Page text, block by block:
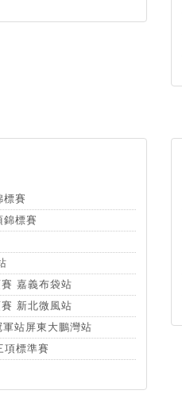
標賽
錦標賽
嘉義布袋站
新北微風站
站屏東大鵬灣站
標準賽